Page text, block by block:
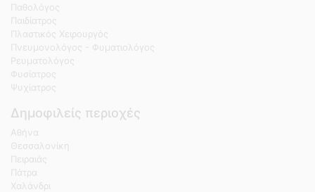
Παθολόγος
Παιδίατρος
Πλαστικός Χειρουργός
Πνευμονολόγος - Φυματιολόγος
Ρευματολόγος
Φυσίατρος
Ψυχίατρος
Δημοφιλείς περιοχές
Αθήνα
Θεσσαλονίκη
Πειραιάς
Πάτρα
Χαλάνδρι